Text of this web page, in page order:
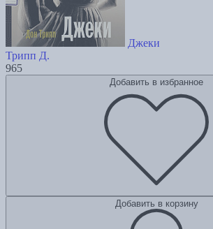
Джеки
Трипп Д.
965
Добавить в избранное
Добавить в корзину